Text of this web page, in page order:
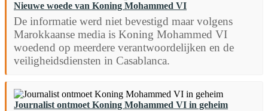
Nieuwe woede van Koning Mohammed VI
De informatie werd niet bevestigd maar volgens
Marokkaanse media is Koning Mohammed VI
woedend op meerdere verantwoordelijken en de
veiligheidsdiensten in Casablanca.
Journalist ontmoet Koning Mohammed VI in geheim